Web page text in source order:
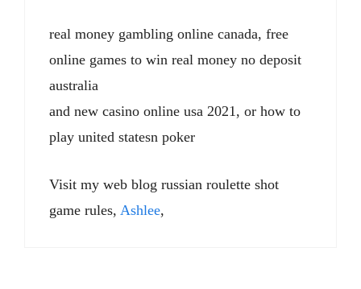
real money gambling online canada, free
online games to win real money no deposit
australia
and new casino online usa 2021, or how to
play united statesn poker
Visit my web blog russian roulette shot
game rules, Ashlee,